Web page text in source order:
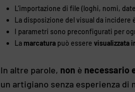
L’importazione di file (loghi, nomi,
La disposizione del visual da incidere
I parametri sono preconfigurati per
La marcaturapuò essere visualizzata
In altre parole, non è necessario
un artigiano senza esperienza